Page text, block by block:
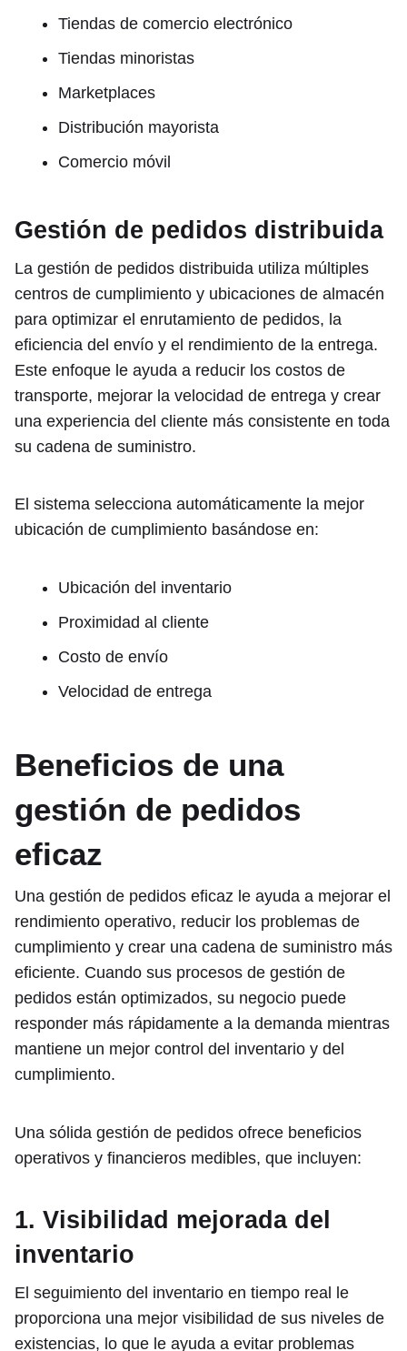
Tiendas de comercio electrónico
Tiendas minoristas
Marketplaces
Distribución mayorista
Comercio móvil
Gestión de pedidos distribuida
La gestión de pedidos distribuida utiliza múltiples
centros de cumplimiento y ubicaciones de almacén
para optimizar el enrutamiento de pedidos, la
eficiencia del envío y el rendimiento de la entrega.
Este enfoque le ayuda a reducir los costos de
transporte, mejorar la velocidad de entrega y crear
una experiencia del cliente más consistente en toda
su cadena de suministro.
El sistema selecciona automáticamente la mejor
ubicación de cumplimiento basándose en:
Ubicación del inventario
Proximidad al cliente
Costo de envío
Velocidad de entrega
Beneficios de una
gestión de pedidos
eficaz
Una gestión de pedidos eficaz le ayuda a mejorar el
rendimiento operativo, reducir los problemas de
cumplimiento y crear una cadena de suministro más
eficiente. Cuando sus procesos de gestión de
pedidos están optimizados, su negocio puede
responder más rápidamente a la demanda mientras
mantiene un mejor control del inventario y del
cumplimiento.
Una sólida gestión de pedidos ofrece beneficios
operativos y financieros medibles, que incluyen:
1. Visibilidad mejorada del
inventario
El seguimiento del inventario en tiempo real le
proporciona una mejor visibilidad de sus niveles de
existencias, lo que le ayuda a evitar problemas